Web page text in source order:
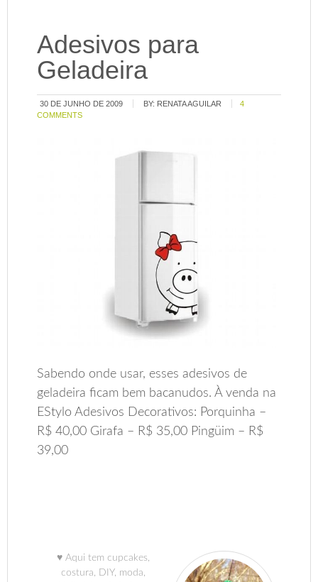
Adesivos para
Geladeira
30 DE JUNHO DE 2009 BY: RENATA AGUILAR
4
COMMENTS
Sabendo onde usar, esses adesivos de
geladeira ficam bem bacanudos. À venda na
EStylo Adesivos Decorativos: Porquinha –
R$ 40,00 Girafa – R$ 35,00 Pingüim – R$
39,00
♥ Aqui tem cupcakes,
costura, DIY, moda,